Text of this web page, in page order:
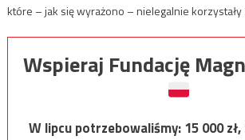
które – jak się wyrażono – nielegalnie
Wspieraj Fundację
W lipcu potrzebowaliśmy:15 000